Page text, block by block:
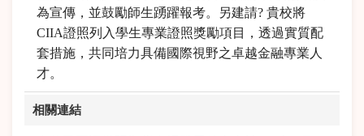
為宣傳，並鼓勵師生踴躍報考。另建請? 貴校將
CIIA證照列入學生專業證照獎勵項目，透過實質配
套措施，共同培力具備國際視野之卓越金融專業人
才。
相關連結